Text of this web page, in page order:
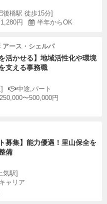
後橋駅 徒歩15分]
円 半年からOK
アース・シェルパ
活かせる】地域活性化や環境
支える事務職
中途,パート
〜500,000円
募集】能力優遇！里山保全を
備
気駅]
ャリア